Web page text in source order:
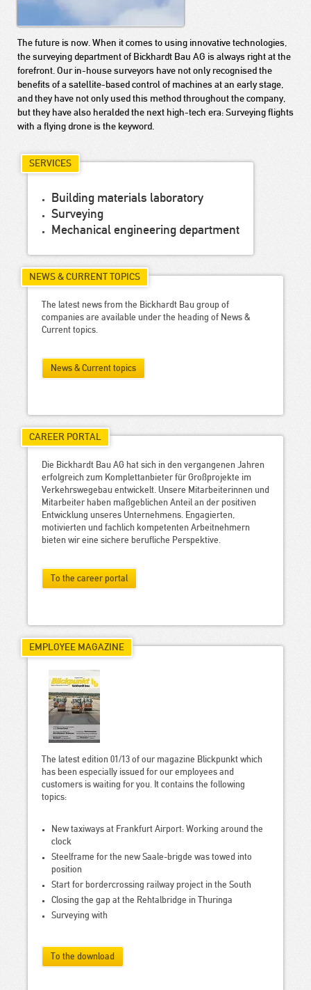
The future is now. When it comes to using innovative technologies,
the surveying department of Bickhardt Bau AG is always right at the
forefront. Our in-house surveyors have not only recognised the
benefits of a satellite-based control of machines at an early stage,
and they have not only used this method throughout the company,
but they have also heralded the next high-tech era: Surveying flights
with a flying drone is the keyword.
SERVICES
Building materials laboratory
Surveying
Mechanical engineering department
NEWS & CURRENT TOPICS
The latest news from the Bickhardt Bau group of
companies are available under the heading of News &
Current topics.
News & Current topics
CAREER PORTAL
Die Bickhardt Bau AG hat sich in den vergangenen Jahren
erfolgreich zum Komplettanbieter für Großprojekte im
Verkehrswegebau entwickelt. Unsere Mitarbeiterinnen und
Mitarbeiter haben maßgeblichen Anteil an der positiven
Entwicklung unseres Unternehmens. Engagierten,
motivierten und fachlich kompetenten Arbeitnehmern
bieten wir eine sichere berufliche Perspektive.
To the career portal
EMPLOYEE MAGAZINE
The latest edition 01/13 of our magazine Blickpunkt which
has been especially issued for our employees and
customers is waiting for you. It contains the following
topics:
New taxiways at Frankfurt Airport: Working around the
clock
Steelframe for the new Saale-brigde was towed into
position
Start for bordercrossing railway project in the South
Closing the gap at the Rehtalbridge in Thuringa
Surveying with
To the download